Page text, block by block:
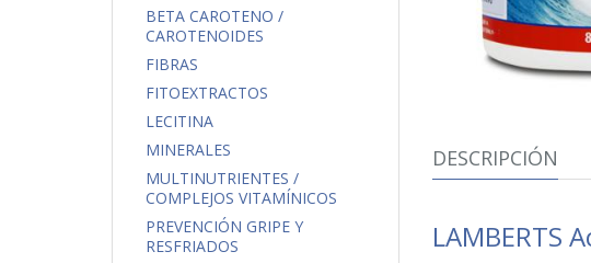
BETA CAROTENO /
CAROTENOIDES
FIBRAS
FITOEXTRACTOS
LECITINA
MINERALES
MULTINUTRIENTES /
COMPLEJOS VITAMÍNICOS
PREVENCIÓN GRIPE Y
RESFRIADOS
DESCRIPCIÓN
LAMBERTS